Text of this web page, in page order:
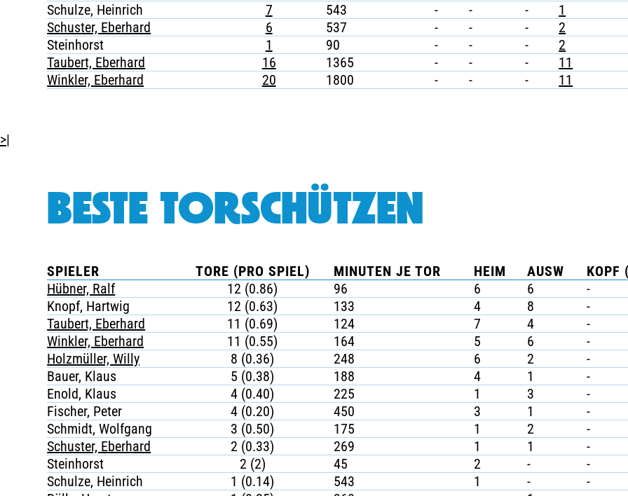
Schulze, Heinrich
7 543 - - - 1
Schuster, Eberhard
6 537 - - - 2
Steinhorst
1 90 - - - 2
Taubert, Eberhard
16 1365 - - - 11
Winkler, Eberhard
20 1800 - - - 11
>|
BESTE TORSCHÜTZEN
SPIELER TORE (PRO SPIEL) MINUTEN JE TOR HEIM AUSW KOPF
Hübner, Ralf
12 (0.86) 96 6 6 -
Knopf, Hartwig
12 (0.63) 133 4 8 -
Taubert, Eberhard
11 (0.69) 124 7 4 -
Winkler, Eberhard
11 (0.55) 164 5 6 -
Holzmüller, Willy
8 (0.36) 248 6 2 -
Bauer, Klaus
5 (0.38) 188 4 1 -
Enold, Klaus
4 (0.40) 225 1 3 -
Fischer, Peter
4 (0.20) 450 3 1 -
Schmidt, Wolfgang
3 (0.50) 175 1 2 -
Schuster, Eberhard
2 (0.33) 269 1 1 -
Steinhorst
2 (2) 45 2 - -
Schulze, Heinrich
1 (0.14) 543 1 - -